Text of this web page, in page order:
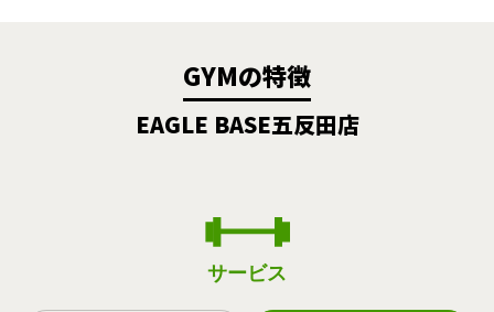
GYMの特徴
EAGLE BASE五反田店
サービス